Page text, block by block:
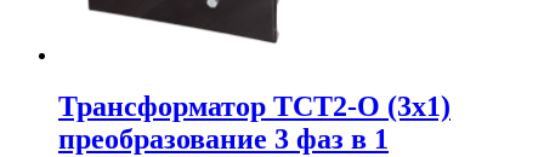
Трансформатор ТСТ2-О (3х1)
преобразование 3 фаз в 1